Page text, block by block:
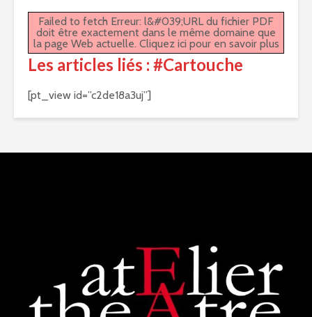
Failed to fetch Erreur: l&#039;URL du fichier PDF
doit être exactement dans le même domaine que
la page Web actuelle. Cliquez ici pour en savoir plus
Les articles liés : #Cartouche
[pt_view id=”c2de18a3uj”]